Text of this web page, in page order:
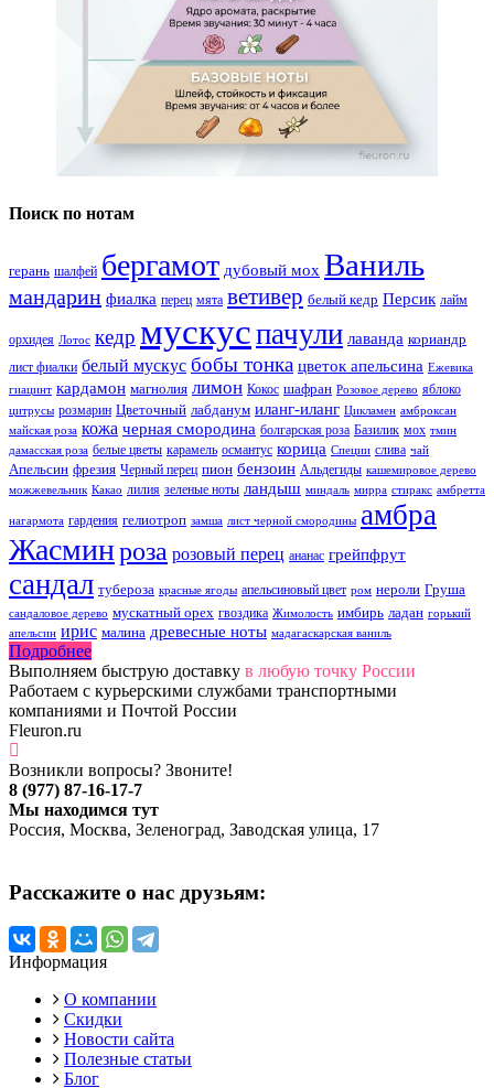
Поиск по нотам
герань шалфей бергамот дубовый мох Ваниль
мандарин фиалка перец мята ветивер белый кедр Персик лайм
орхидея Лотос кедр мускуспачули лаванда кориандр
лист фиалки белый мускус бобы тонка цветок апельсина Ежевика
гиацинт кардамон магнолия лимон Кокос шафран Розовое дерево яблоко
цитрусы розмарин Цветочный лабданум иланг-иланг Цикламен амброксан
майская роза кожа черная смородина болгарская роза Базилик мох тмин
дамасская роза белые цветы карамель османтус корица Специи слива чай
Апельсин фрезия Черный перец пион бензоин Альдегиды кашемировое дерево
можжевельник Какао лилия зеленые ноты ландыш миндаль мирра стиракс амбретта
нагармота гардения гелиотроп замша лист черной смородины амбра
Жасминроза розовый перец ананас грейпфрут
сандал тубероза красные ягоды апельсиновый цвет ром нероли Груша
сандаловое дерево мускатный орех гвоздика Жимолость имбирь ладан горький
апельсин ирис малина древесные ноты мадагаскарская ваниль
Подробнее
Выполняем быструю доставку в любую точку России
Работаем с курьерскими службами транспортными
компаниями и Почтой России
Fleuron.ru
Возникли вопросы? Звоните!
8 (977) 87-16-17-7
Мы находимся тут
Россия, Москва, Зеленоград, Заводская улица, 17
Расскажите о нас друзьям:
Информация
О компании
Скидки
Новости сайта
Полезные статьи
Блог